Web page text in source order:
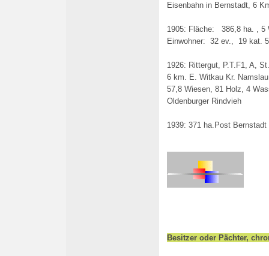
Eisenbahn in Bernstadt, 6
1905: Fläche: 386,8 ha. , 5
Einwohner: 32 ev., 19 kat.
1926: Rittergut, P.T.F1, A,
6 km. E. Witkau Kr.
57,8 Wiesen, 81 Holz, 4
Oldenburger Rindvieh
1939: 371 ha.Post
Besitzer oder Pächter,